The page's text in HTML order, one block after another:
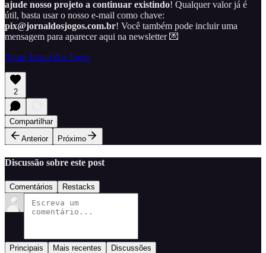
ajude nosso projeto a continuar existindo! Qualquer valor já é
útil, basta usar o nosso e-mail como chave:
pix@jornaldosjogos.com.br! Você também pode incluir uma
mensagem para aparecer aqui na newsletter 💌
Share Jornal dos Jogos
2
Compartilhar
Anterior
Próximo
Discussão sobre este post
Comentários Restacks
Principais Mais recentes Discussões